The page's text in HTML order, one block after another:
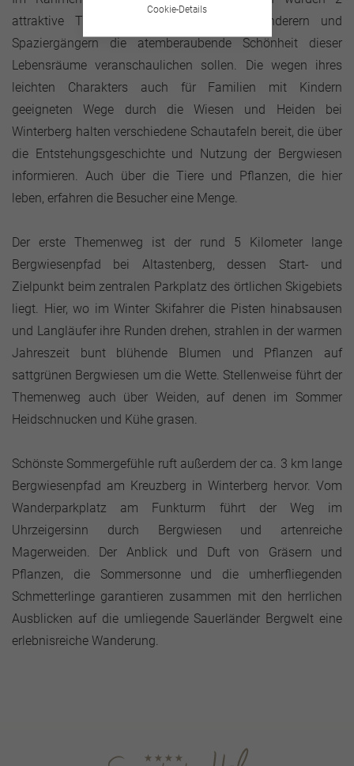
attraktive Themenwege angelegt, die Wanderern und
Spaziergängern die atemberaubende Schönheit dieser
Lebensräume veranschaulichen sollen. Die wegen ihres
leichten Charakters auch für Familien mit Kindern
geeigneten Wege durch die Wiesen und Heiden bei
Winterberg halten verschiedene Schautafeln bereit, die über
die Entstehungsgeschichte und Nutzung der Bergwiesen
informieren. Auch über die Tiere und Pflanzen, die hier
leben, erfahren die Besucher eine Menge.
Der erste Themenweg ist der rund 5 Kilometer lange
Bergwiesenpfad bei Altastenberg, dessen Start- und
Zielpunkt beim zentralen Parkplatz des örtlichen Skigebiets
liegt. Hier, wo im Winter Skifahrer die Pisten hinabsausen
und Langläufer ihre Runden drehen, strahlen in der warmen
Jahreszeit bunt blühende Blumen und Pflanzen auf
sattgrünen Bergwiesen um die Wette. Stellenweise führt der
Themenweg auch über Weiden, auf denen im Sommer
Heidschnucken und Kühe grasen.
Schönste Sommergefühle ruft außerdem der ca. 3 km lange
Bergwiesenpfad am Kreuzberg in Winterberg hervor. Vom
Wanderparkplatz am Funkturm führt der Weg im
Uhrzeigersinn durch Bergwiesen und artenreiche
Magerweiden. Der Anblick und Duft von Gräsern und
Pflanzen, die Sommersonne und die umherfliegenden
Schmetterlinge garantieren zusammen mit den herrlichen
Ausblicken auf die umliegende Sauerländer Bergwelt eine
erlebnisreiche Wanderung.
Cookie-Details